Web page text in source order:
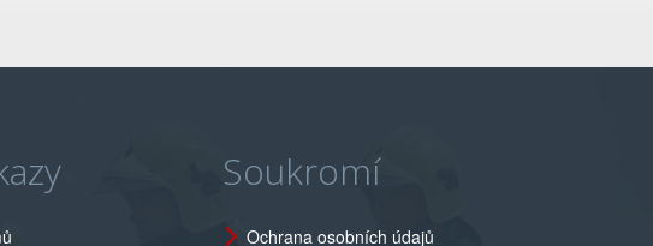
Soukromí
Ochrana osobních údajů